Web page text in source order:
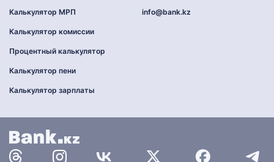
Калькулятор МРП
Калькулятор комиссии
Процентный калькулятор
Калькулятор пени
Калькулятор зарплаты
info@bank.kz